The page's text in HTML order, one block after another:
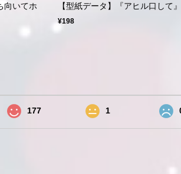
向いてホ
【型紙データ】『アヒル口して』
¥198
177 1